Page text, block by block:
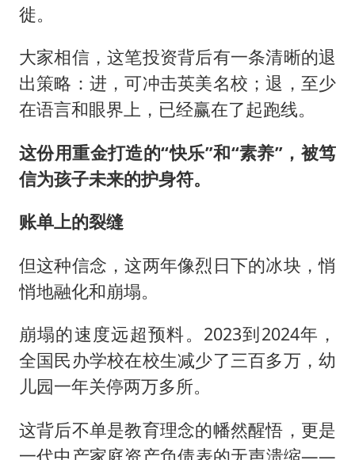
徙。
大家相信，这笔投资背后有一条清晰的退
出策略：进，可冲击英美名校；退，至少
在语言和眼界上，已经赢在了起跑线。
这份用重金打造的“快乐”和“素养”，被笃
信为孩子未来的护身符。
账单上的裂缝
但这种信念，这两年像烈日下的冰块，悄
悄地融化和崩塌。
崩塌的速度远超预料。2023到2024年，
全国民办学校在校生减少了三百多万，幼
儿园一年关停两万多所。
这背后不单是教育理念的幡然醒悟，更是